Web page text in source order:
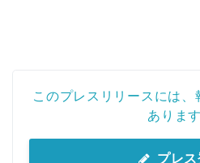
このプレスリリースには
あります
プレ